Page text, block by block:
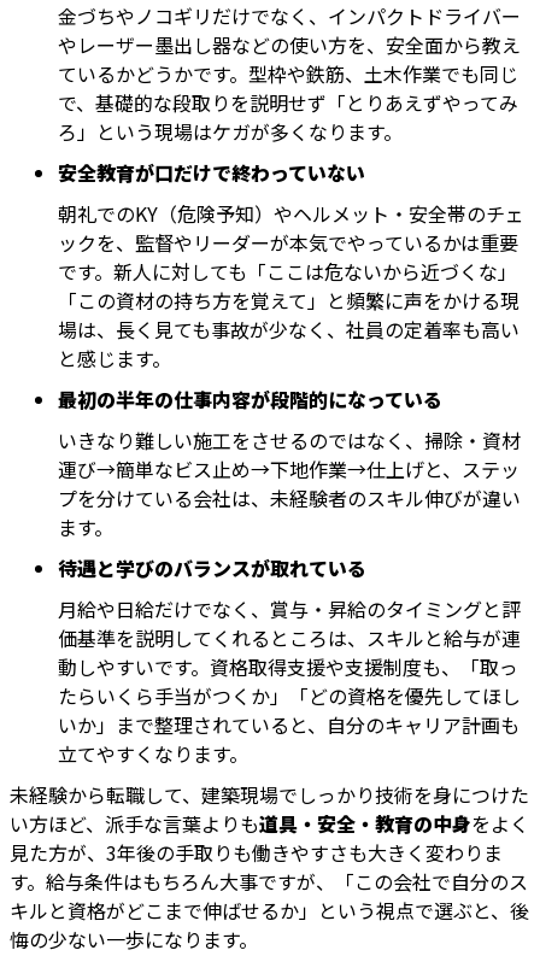
金づちやノコギリだけでなく、インパクトドライバー
やレーザー墨出し器などの使い方を、安全面から教え
ているかどうかです。型枠や鉄筋、土木作業でも同じ
で、基礎的な段取りを説明せず「とりあえずやってみ
ろ」という現場はケガが多くなります。
安全教育が口だけで終わっていない
朝礼でのKY（危険予知）やヘルメット・安全帯のチェ
ックを、監督やリーダーが本気でやっているかは重要
です。新人に対しても「ここは危ないから近づくな」
「この資材の持ち方を覚えて」と頻繁に声をかける現
場は、長く見ても事故が少なく、社員の定着率も高い
と感じます。
最初の半年の仕事内容が段階的になっている
いきなり難しい施工をさせるのではなく、掃除・資材
運び→簡単なビス止め→下地作業→仕上げと、ステッ
プを分けている会社は、未経験者のスキル伸びが違い
ます。
待遇と学びのバランスが取れている
月給や日給だけでなく、賞与・昇給のタイミングと評
価基準を説明してくれるところは、スキルと給与が連
動しやすいです。資格取得支援や支援制度も、「取っ
たらいくら手当がつくか」「どの資格を優先してほし
いか」まで整理されていると、自分のキャリア計画も
立てやすくなります。
未経験から転職して、建築現場でしっかり技術を身につけた
い方ほど、派手な言葉よりも道具・安全・教育の中身をよく
見た方が、3年後の手取りも働きやすさも大きく変わりま
す。給与条件はもちろん大事ですが、「この会社で自分のス
キルと資格がどこまで伸ばせるか」という視点で選ぶと、後
悔の少ない一歩になります。